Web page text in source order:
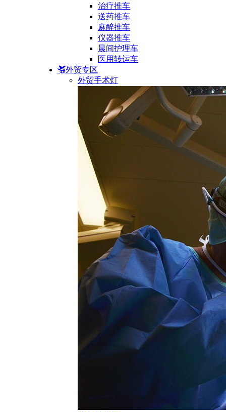
治疗推车
送药推车
麻醉推车
仪器推车
晨间护理车
医用转运车
外贸专区
外贸手术灯